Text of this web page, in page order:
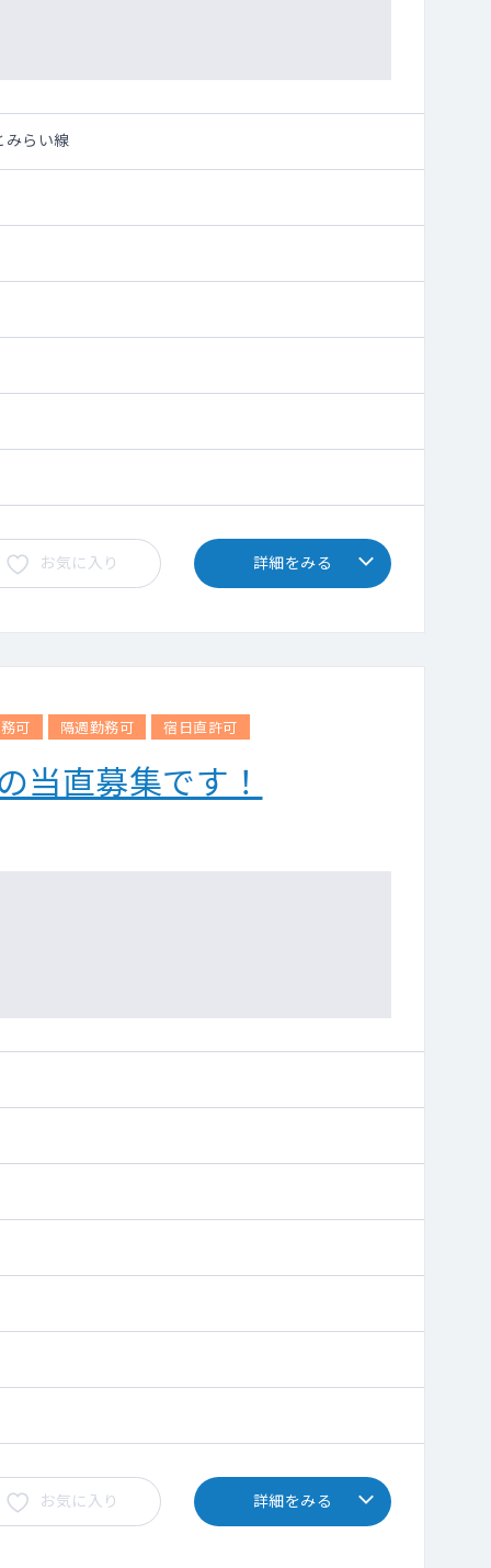
みらい線
お気に入り 詳細をみる
可 隔週勤務可 宿日直許可
直募集です！
お気に入り 詳細をみる